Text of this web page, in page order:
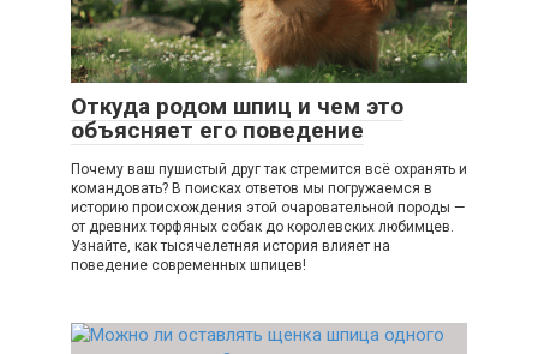
Откуда родом шпиц и чем это
объясняет его поведение
Почему ваш пушистый друг так стремится всё охранять и
командовать? В поисках ответов мы погружаемся в
историю происхождения этой очаровательной породы —
от древних торфяных собак до королевских любимцев.
Узнайте, как тысячелетняя история влияет на
поведение современных шпицев!